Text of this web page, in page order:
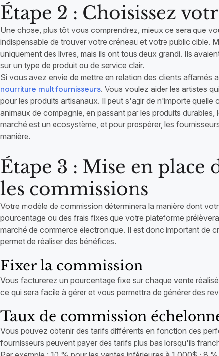
Étape 2 : Choisissez
Une chose, plus tôt vous comprendrez, mieux ce sera que
indispensable de trouver votre créneau et votre public cible.
uniquement des livres, mais ils ont tous deux grandi. Ils
sur un type de produit ou de service clair.
Si vous avez envie de mettre en relation des clients affamés
nourriture multifournisseurs. Vous voulez aider les artistes
pour les produits artisanaux. Il peut s'agir de n'importe
animaux de compagnie, en passant par les produits
marché est un écosystème, et pour prospérer, les
manière.
Étape 3 : Mise en place
les commissions
Votre modèle de commission déterminera la manière dont
pourcentage ou des frais fixes que votre plateforme
marché de commerce électronique. Il est donc important de
permet de réaliser des bénéfices.
Fixer la commission
Vous facturerez un pourcentage fixe sur chaque vente
ce qui sera facile à gérer et vous permettra de générer des
Taux de commission
Vous pouvez obtenir des tarifs différents en fonction des
fournisseurs peuvent payer des tarifs plus bas lorsqu'ils